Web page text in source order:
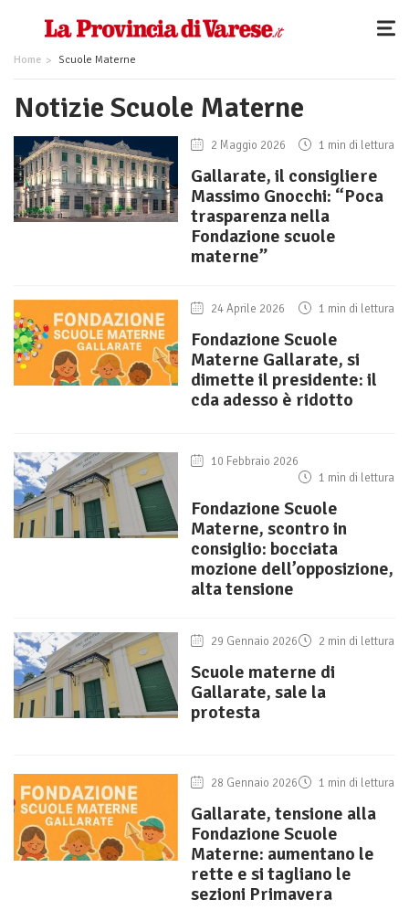
Home Scuole Materne
Notizie Scuole Materne
2 Maggio 2026 1 min di lettura
Gallarate, il consigliere
Massimo Gnocchi: “Poca
trasparenza nella
Fondazione scuole
materne”
24 Aprile 2026 1 min di lettura
Fondazione Scuole
Materne Gallarate, si
dimette il presidente: il
cda adesso è ridotto
10 Febbraio 2026
1 min di lettura
Fondazione Scuole
Materne, scontro in
consiglio: bocciata
mozione dell’opposizione,
alta tensione
29 Gennaio 2026 2 min di lettura
Scuole materne di
Gallarate, sale la
protesta
28 Gennaio 2026 1 min di lettura
Gallarate, tensione alla
Fondazione Scuole
Materne: aumentano le
rette e si tagliano le
sezioni Primavera